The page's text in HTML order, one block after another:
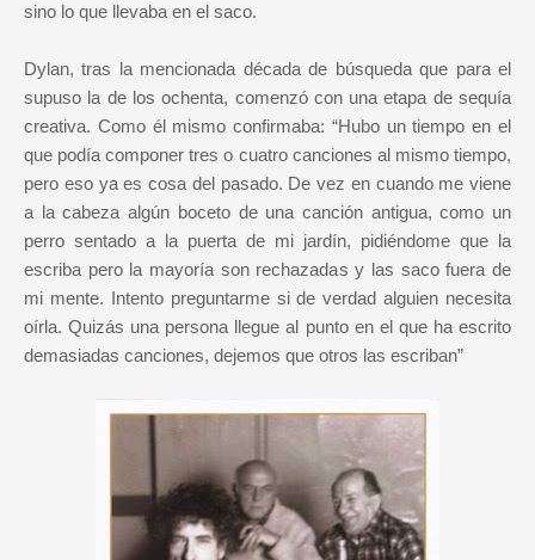
sino lo que llevaba en el saco.
Dylan, tras la mencionada década de búsqueda que para el
supuso la de los ochenta, comenzó con una etapa de sequía
creativa. Como él mismo confirmaba: “Hubo un tiempo en el
que podía componer tres o cuatro canciones al mismo tiempo,
pero eso ya es cosa del pasado. De vez en cuando me viene
a la cabeza algún boceto de una canción antigua, como un
perro sentado a la puerta de mi jardín, pidiéndome que la
escriba pero la mayoría son rechazadas y las saco fuera de
mi mente. Intento preguntarme si de verdad alguien necesita
oírla. Quizás una persona llegue al punto en el que ha escrito
demasiadas canciones, dejemos que otros las escriban”